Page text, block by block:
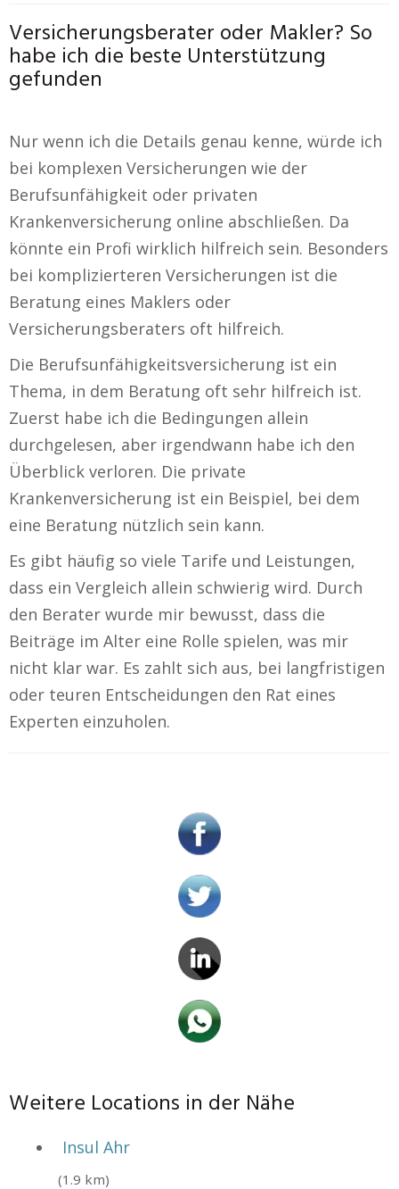
Versicherungsberater oder Makler? So
habe ich die beste Unterstützung
gefunden
Nur wenn ich die Details genau kenne, würde ich
bei komplexen Versicherungen wie der
Berufsunfähigkeit oder privaten
Krankenversicherung online abschließen. Da
könnte ein Profi wirklich hilfreich sein. Besonders
bei komplizierteren Versicherungen ist die
Beratung eines Maklers oder
Versicherungsberaters oft hilfreich.
Die Berufsunfähigkeitsversicherung ist ein
Thema, in dem Beratung oft sehr hilfreich ist.
Zuerst habe ich die Bedingungen allein
durchgelesen, aber irgendwann habe ich den
Überblick verloren. Die private
Krankenversicherung ist ein Beispiel, bei dem
eine Beratung nützlich sein kann.
Es gibt häufig so viele Tarife und Leistungen,
dass ein Vergleich allein schwierig wird. Durch
den Berater wurde mir bewusst, dass die
Beiträge im Alter eine Rolle spielen, was mir
nicht klar war. Es zahlt sich aus, bei langfristigen
oder teuren Entscheidungen den Rat eines
Experten einzuholen.
Weitere Locations in der Nähe
Insul Ahr
(1.9 km)